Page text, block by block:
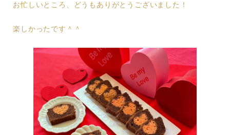
お忙しいところ、どうもありがとうございました！
楽しかったです＾＾